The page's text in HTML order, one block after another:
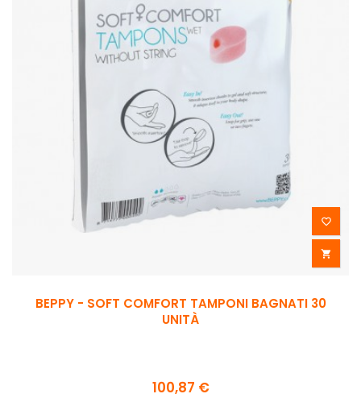


BEPPY - SOFT COMFORT TAMPONI BAGNATI 30
UNITÀ
100,87 €